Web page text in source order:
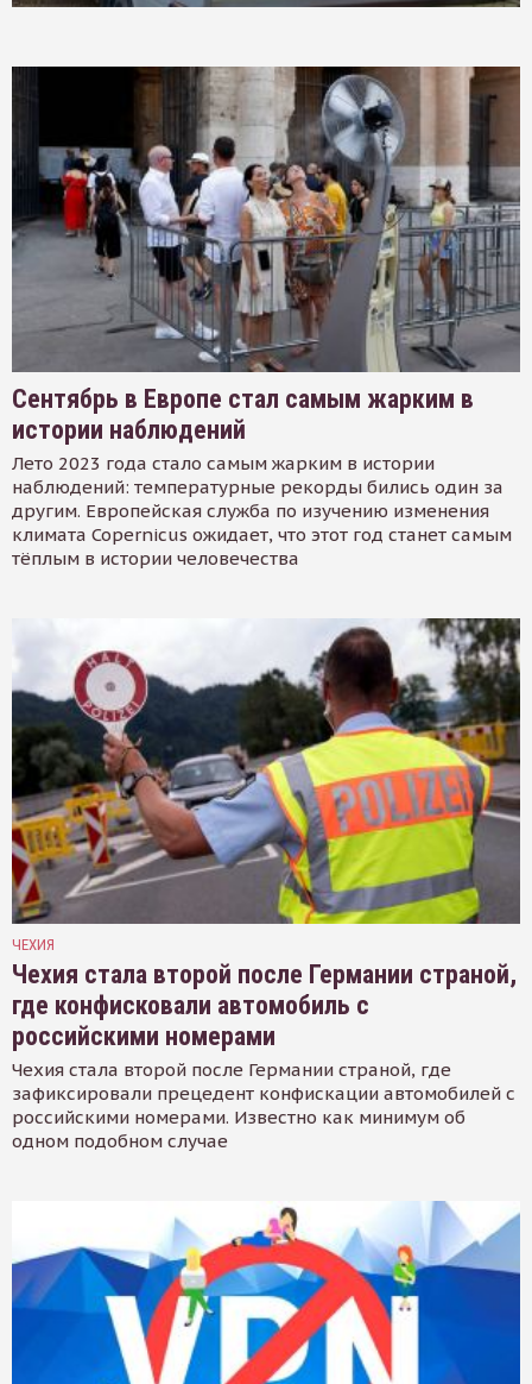
Сентябрь в Европе стал самым жарким в
истории наблюдений
Лето 2023 года стало самым жарким в истории
наблюдений: температурные рекорды бились один за
другим. Европейская служба по изучению изменения
климата Copernicus ожидает, что этот год станет самым
тёплым в истории человечества
ЧЕХИЯ
Чехия стала второй после Германии страной,
где конфисковали автомобиль с
российскими номерами
Чехия стала второй после Германии страной, где
зафиксировали прецедент конфискации автомобилей с
российскими номерами. Известно как минимум об
одном подобном случае